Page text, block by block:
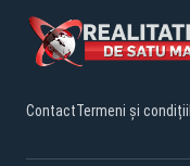
ContactTermeni și condiții